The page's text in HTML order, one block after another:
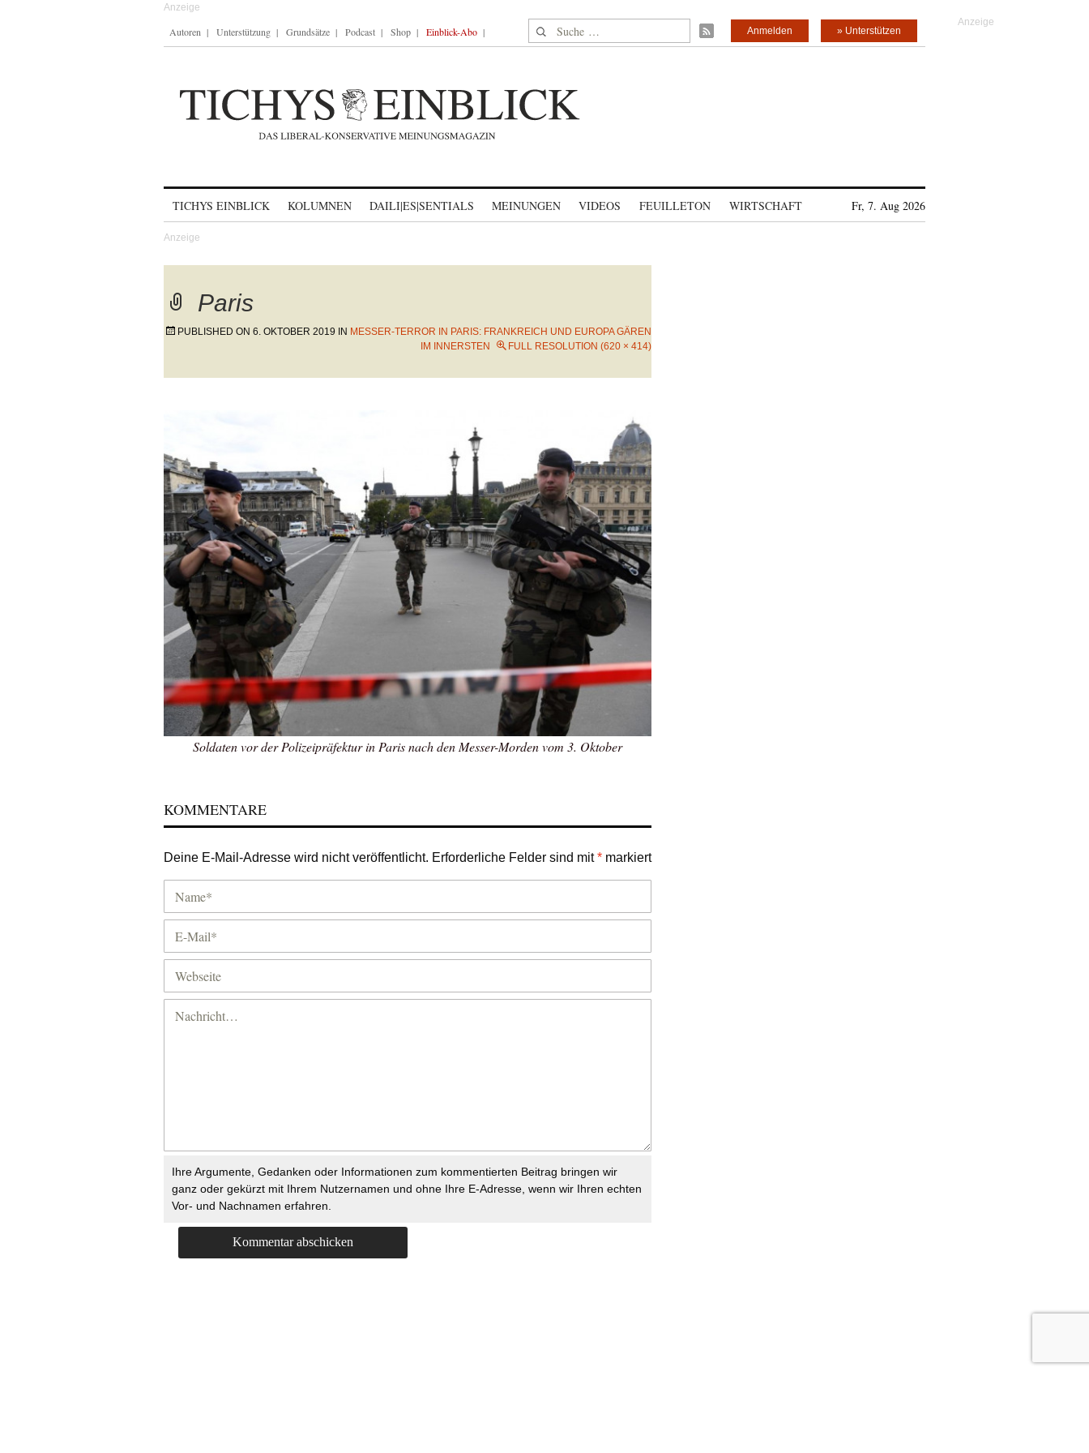
Autoren Unterstützung Grundsätze Podcast Shop Einblick-Abo Suche nach: » Unterstützen
Anmelden
TICHYS EINBLICK KOLUMNEN DAILI|ES|SENTIALS MEINUNGEN VIDEOS FEUILLETON WIRTSCHAFT Fr, 7. Aug 2026
Paris
PUBLISHED ON 6. OKTOBER 2019 IN MESSER-TERROR IN PARIS: FRANKREICH UND EUROPA GÄREN
IM INNERSTEN
FULL RESOLUTION (620 × 414)
Soldaten vor der Polizeipräfektur in Paris nach den Messer-Morden vom 3. Oktober
KOMMENTARE
Deine E-Mail-Adresse wird nicht veröffentlicht. Erforderliche Felder sind mit* markiert
Ihre Argumente, Gedanken oder Informationen zum kommentierten Beitrag bringen wir
ganz oder gekürzt mit Ihrem Nutzernamen und ohne Ihre E-Adresse, wenn wir Ihren echten
Vor- und Nachnamen erfahren.